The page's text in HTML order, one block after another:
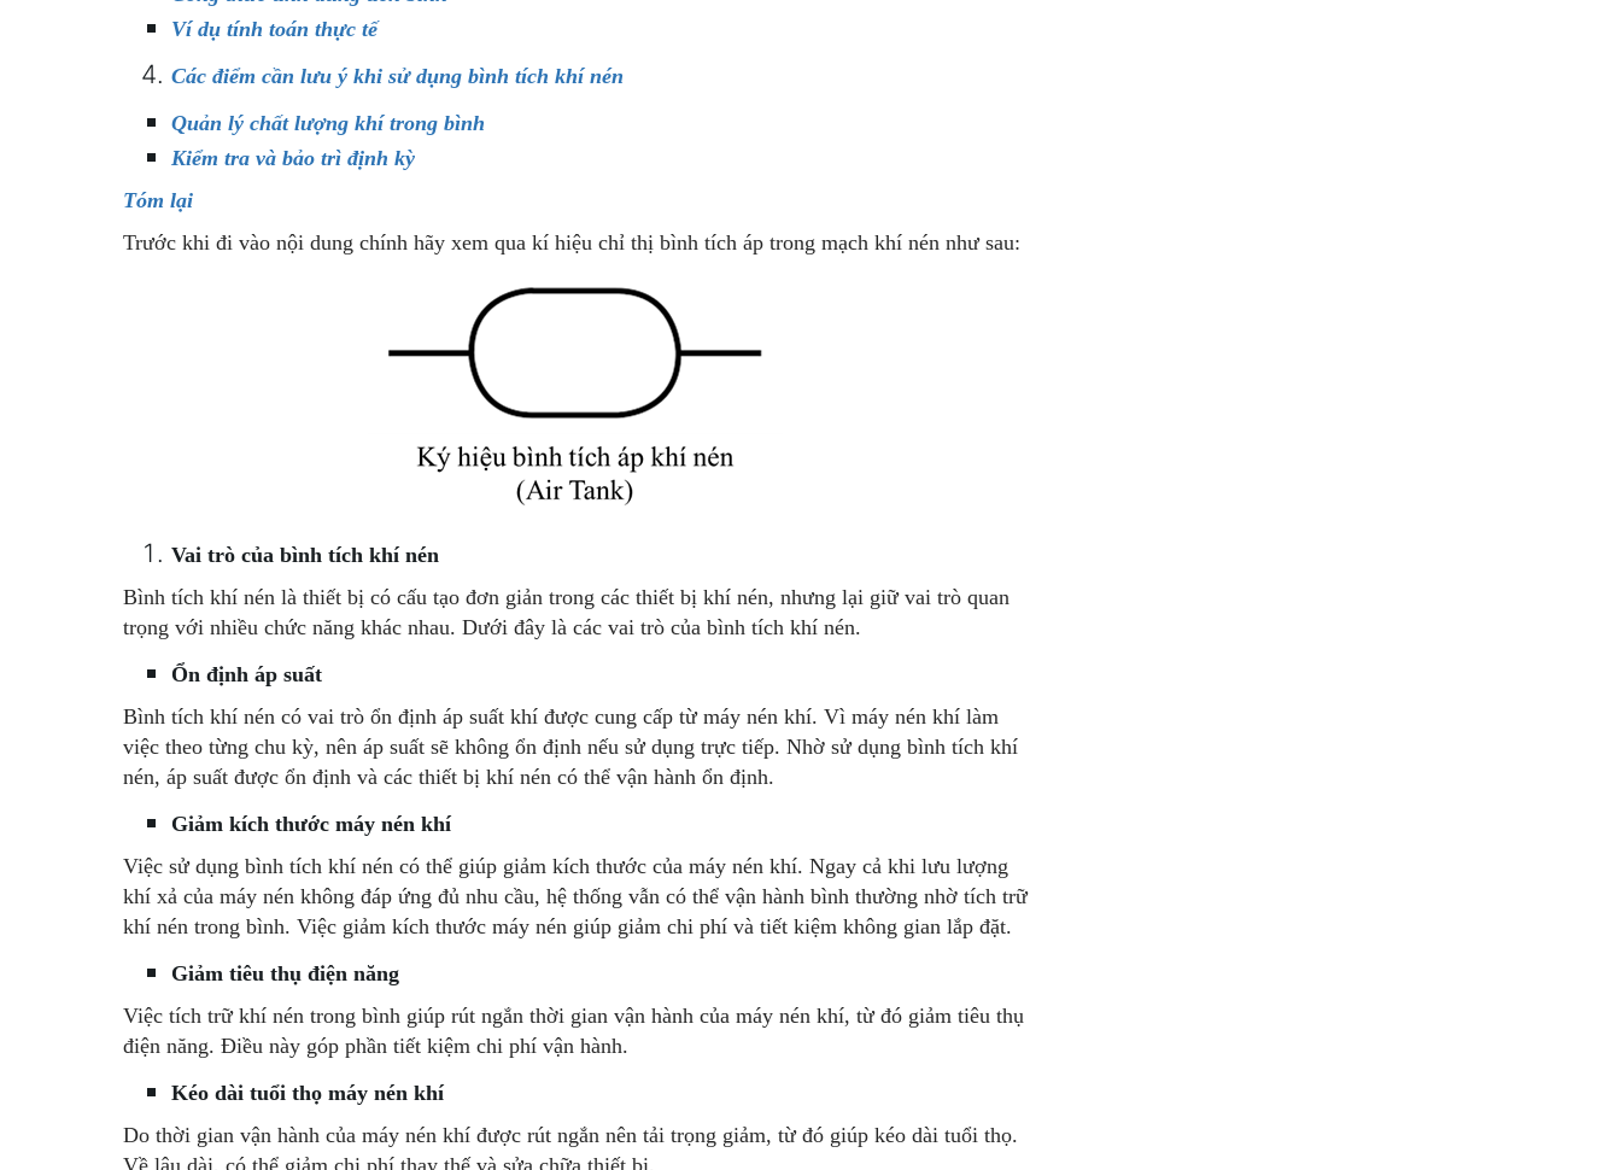
Ví dụ tính toán thực tế
Các điểm cần lưu ý khi sử dụng bình tích khí nén
Quản lý chất lượng khí trong bình
Kiểm tra và bảo trì định kỳ
Tóm lại
Trước khi đi vào nội dung chính hãy xem qua kí hiệu chỉ thị bình tích áp trong mạch khí nén như sau:
Vai trò của bình tích khí nén
Bình tích khí nén là thiết bị có cấu tạo đơn giản trong các thiết bị khí nén, nhưng lại giữ vai trò quan
trọng với nhiều chức năng khác nhau. Dưới đây là các vai trò của bình tích khí nén.
Ổn định áp suất
Bình tích khí nén có vai trò ổn định áp suất khí được cung cấp từ máy nén khí. Vì máy nén khí làm
việc theo từng chu kỳ, nên áp suất sẽ không ổn định nếu sử dụng trực tiếp. Nhờ sử dụng bình tích khí
nén, áp suất được ổn định và các thiết bị khí nén có thể vận hành ổn định.
Giảm kích thước máy nén khí
Việc sử dụng bình tích khí nén có thể giúp giảm kích thước của máy nén khí. Ngay cả khi lưu lượng
khí xả của máy nén không đáp ứng đủ nhu cầu, hệ thống vẫn có thể vận hành bình thường nhờ tích trữ
khí nén trong bình. Việc giảm kích thước máy nén giúp giảm chi phí và tiết kiệm không gian lắp đặt.
Giảm tiêu thụ điện năng
Việc tích trữ khí nén trong bình giúp rút ngắn thời gian vận hành của máy nén khí, từ đó giảm tiêu thụ
điện năng. Điều này góp phần tiết kiệm chi phí vận hành.
Kéo dài tuổi thọ máy nén khí
Do thời gian vận hành của máy nén khí được rút ngắn nên tải trọng giảm, từ đó giúp kéo dài tuổi thọ.
Về lâu dài, có thể giảm chi phí thay thế và sửa chữa thiết bị.